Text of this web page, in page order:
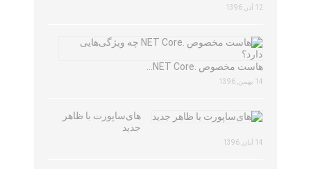
12 آذر, 1396
هاست مخصوص .NET Core…
14 بهمن, 1396
های‌ساپورت با ظاهر
جدید
14 آبان, 1396